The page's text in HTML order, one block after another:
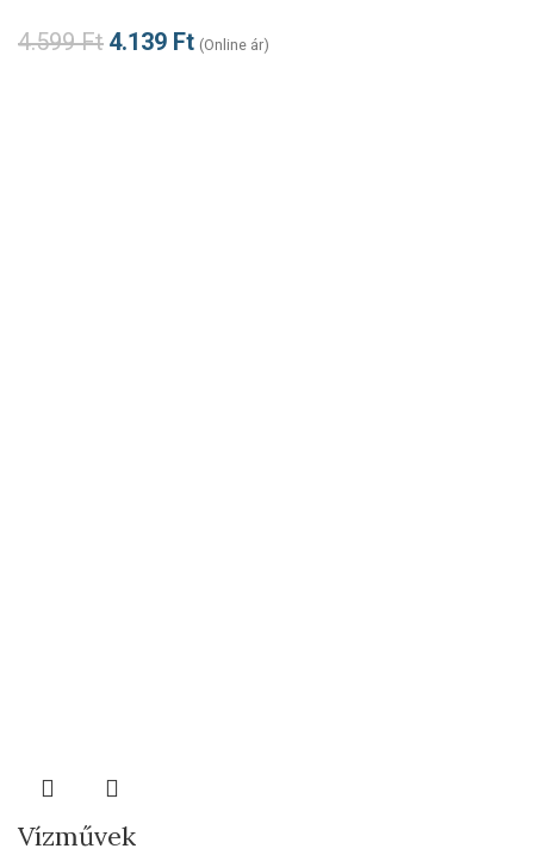
4.599Ft 4.139 Ft (Online ár)
Vízművek